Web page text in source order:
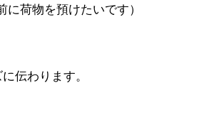
に荷物を預けたいです）
伝わります。